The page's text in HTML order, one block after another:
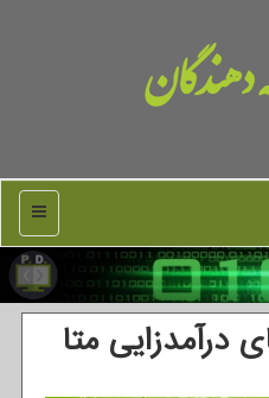
منو
درآمدزایی متا